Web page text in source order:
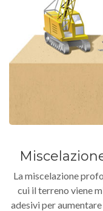
La miscelazione
cui il terreno viene
adesivi per